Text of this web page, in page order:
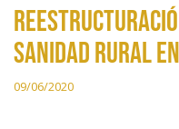
sanidad rural
09/06/2020